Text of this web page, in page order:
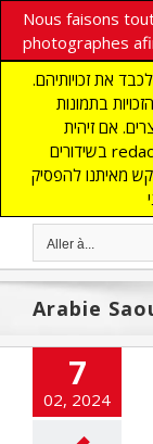
Nous faisons
photographes
את זכויותיהם.
בתמונות
זכויות יוצרים. אם זיהית
בשידורים redaction@israelmagazine.co.il שלנו תמונה שאתה
מאיתנו להפסיק
Aller à...
Arabie
7
02, 2024